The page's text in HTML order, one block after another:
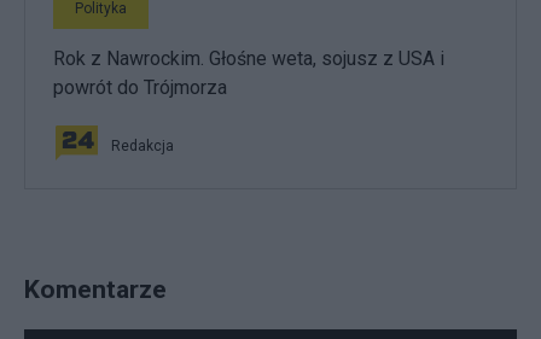
Polityka
Rok z Nawrockim. Głośne weta, sojusz z USA i
powrót do Trójmorza
Redakcja
Komentarze